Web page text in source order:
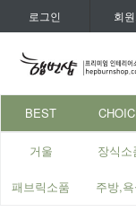
로그인 회
BEST
거울 장식소
패브릭소품 주방,욕